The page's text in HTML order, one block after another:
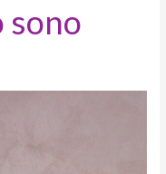
sono